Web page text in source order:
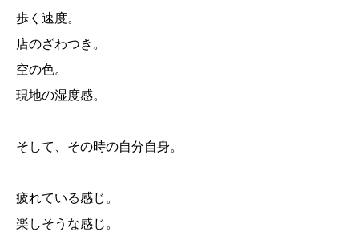
歩く速度。
店のざわつき。
空の色。
現地の湿度感。
そして、その時の自分自身。
疲れている感じ。
楽しそうな感じ。